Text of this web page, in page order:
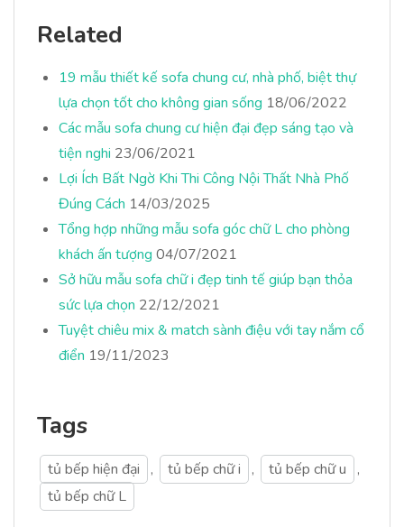
Related
19 mẫu thiết kế sofa chung cư, nhà phố, biệt thự
lựa chọn tốt cho không gian sống 18/06/2022
Các mẫu sofa chung cư hiện đại đẹp sáng tạo và
tiện nghi 23/06/2021
Lợi Ích Bất Ngờ Khi Thi Công Nội Thất Nhà Phố
Đúng Cách 14/03/2025
Tổng hợp những mẫu sofa góc chữ L cho phòng
khách ấn tượng 04/07/2021
Sở hữu mẫu sofa chữ i đẹp tinh tế giúp bạn thỏa
sức lựa chọn 22/12/2021
Tuyệt chiêu mix & match sành điệu với tay nắm cổ
điển 19/11/2023
Tags
tủ bếp hiện đại , tủ bếp chữ i , tủ bếp chữ u
,
tủ bếp chữ L